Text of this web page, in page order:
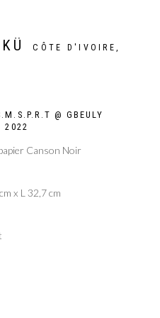
CÔTE D'IVOIRE,
@ GBEULY
,2022
Canson Noir
x L 32,7 cm